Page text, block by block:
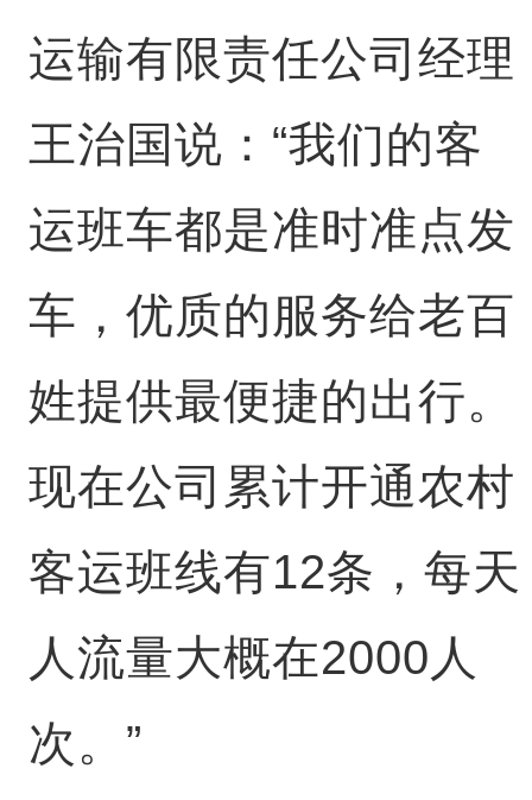
运输有限责任公司经理
王治国说：“我们的客
运班车都是准时准点发
车，优质的服务给老百
姓提供最便捷的出行。
现在公司累计开通农村
客运班线有12条，每天
人流量大概在2000人
次。”